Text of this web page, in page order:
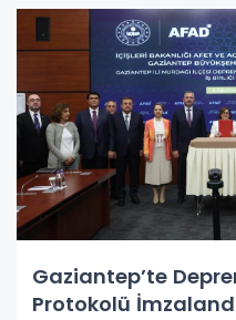
Gaziantep’te
Protokolü